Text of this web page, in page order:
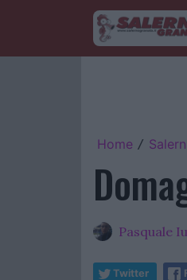
Home /
Pasquale
Twitter